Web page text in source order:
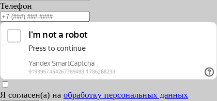
Телефон
Я согласен(а) на обработку персональных данных